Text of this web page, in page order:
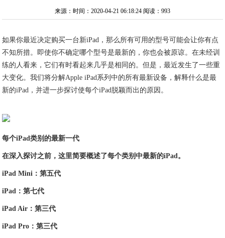
来源：时间：2020-04-21 06:18:24 阅读：993
如果你最近决定购买一台新iPad，那么所有可用的型号可能会让你有点
不知所措。即使你不确定哪个型号是最新的，你也会被原谅。在未经训
练的人看来，它们有时看起来几乎是相同的。但是，最近发生了一些重
大变化。我们将分解Apple iPad系列中的所有最新设备，解释什么是最
新的iPad，并进一步探讨使每个iPad脱颖而出的原因。
每个iPad类别的最新一代
在深入探讨之前，这里简要概述了每个类别中最新的iPad。
iPad Mini：第五代
iPad：第七代
iPad Air：第三代
iPad Pro：第三代